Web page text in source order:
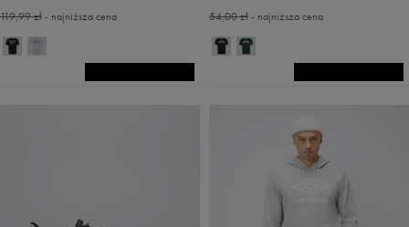
119,99 zł- najniższa cena 54,00 zł- najniższa cena